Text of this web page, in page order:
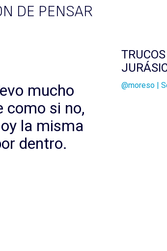
DE PENSAR
mucho
como si no,
la misma
dentro.
@moreso |